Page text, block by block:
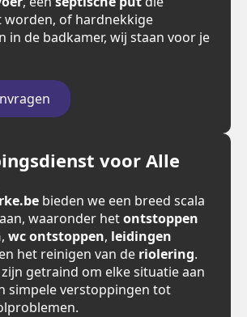
worden, of hardnekkige
in de badkamer, wij staan voor je
voor Alle
bieden we een breed scala
waaronder hetontstoppen
, wc ontstoppen, leidingen
het reinigen van de riolering.
getraind om elke situatie aan
simpele verstoppingen tot